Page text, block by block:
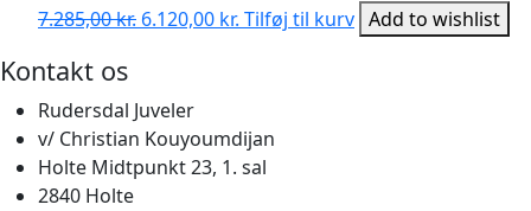
7.285,00kr. Den
var:
7.285,00 kr..
6.120,00 kr. Den
6.120,00 kr..
Tilføj til kurv Add to wishlist
Kontakt os
Rudersdal Juveler
v/ Christian Kouyoumdijan
Holte Midtpunkt 23, 1. sal
2840 Holte